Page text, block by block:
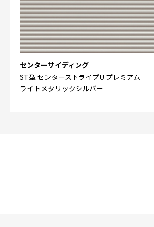
センターサイディング
ST型 センターストライプU プレミアム
ライトメタリックシルバー